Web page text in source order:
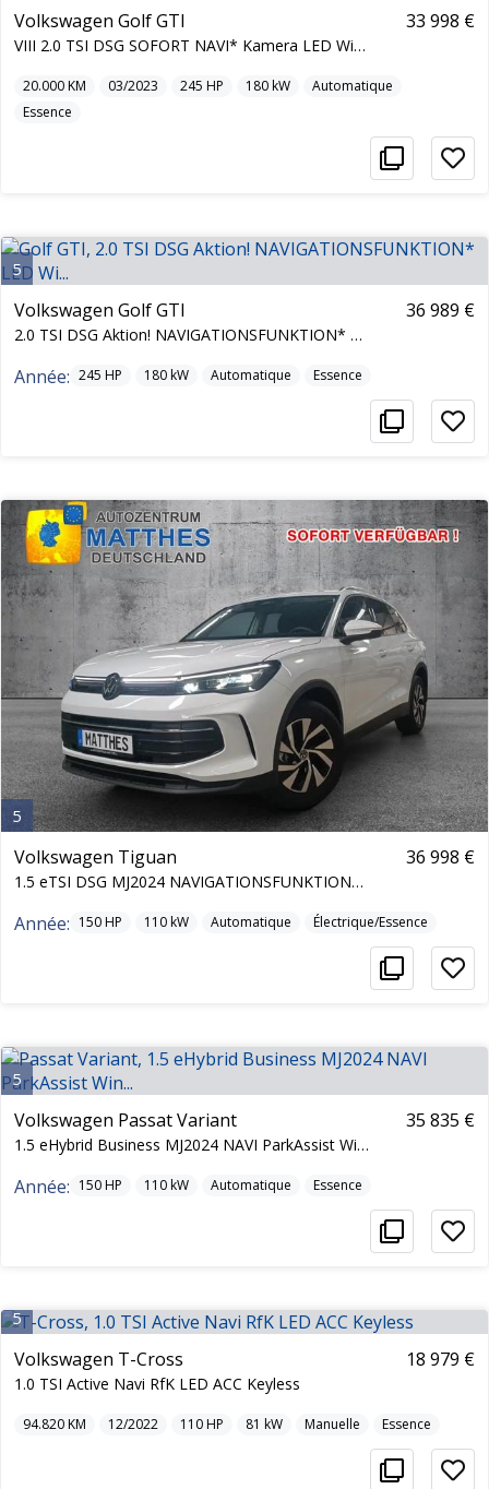
Volkswagen Golf GTI
VIII 2.0 TSI DSG SOFORT NAVI* Kamera LED Winter...
33 998 €
20.000KM 03/2023 245 HP 180kW
Automatique
Essence
5
Volkswagen Golf GTI
2.0 TSI DSG Aktion! NAVIGATIONSFUNKTION* LED Wi...
36 989 €
Année: 245 HP 180kW Automatique Essence
5
Volkswagen Tiguan
1.5 eTSI DSG MJ2024 NAVIGATIONSFUNKTION* ParkAs...
36 998 €
Année: 150HP 110kW Automatique Électrique/Essence
5
Volkswagen Passat Variant
1.5 eHybrid Business MJ2024 NAVI ParkAssist Win...
35 835 €
Année: 150HP 110kW Automatique Essence
5
Volkswagen T-Cross
1.0 TSI Active Navi RfK LED ACC Keyless
18 979 €
94.820KM 12/2022 110HP 81 kW Manuelle Essence